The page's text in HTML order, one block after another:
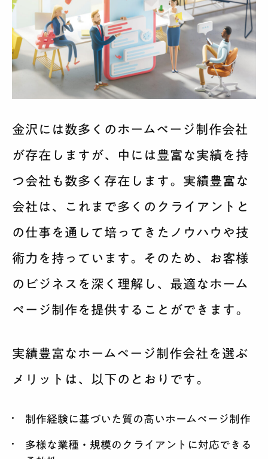
金沢には数多くのホームページ制作会社
が存在しますが、中には豊富な実績を持
つ会社も数多く存在します。実績豊富な
会社は、これまで多くのクライアントと
の仕事を通して培ってきたノウハウや技
術力を持っています。そのため、お客様
のビジネスを深く理解し、最適なホーム
ページ制作を提供することができます。
実績豊富なホームページ制作会社を選ぶ
メリットは、以下のとおりです。
制作経験に基づいた質の高いホームページ制作
多様な業種・規模のクライアントに対応できる